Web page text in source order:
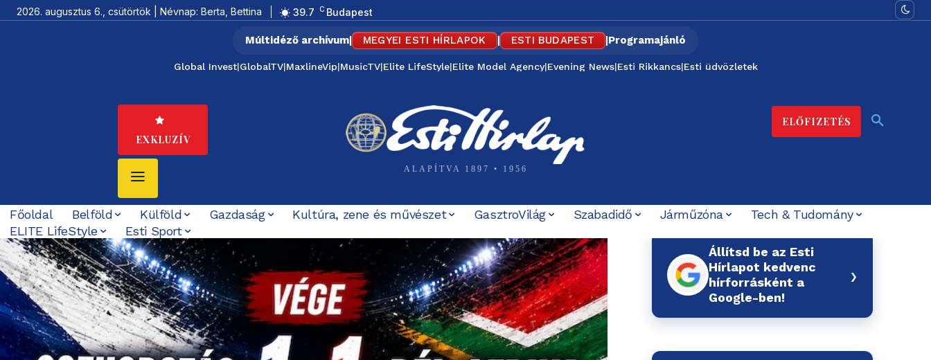
2026. augusztus 6., csütörtök | Névnap: Berta, Bettina 39.7 C Budapest
Múltidéző archívum| MEGYEI ESTI HÍRLAPOK | ESTI BUDAPEST |Programajánló
Global Invest|GlobalTV|MaxlineVip|MusicTV|Elite LifeStyle|Elite Model Agency|Evening News|Esti Rikkancs|Esti üdvözletek
EXKLUZÍV
ALAPÍTVA 1897 • 1956
ELŐFIZETÉS
Főoldal Belföld Külföld Gazdaság Kultúra, zene és művészet GasztroVilág Szabadidő Járműzóna
Tech & Tudomány
ELITE LifeStyle
Esti Sport
Állítsd be az Esti
Hírlapot kedvenc
hírforrásként a
Google-ben!
›